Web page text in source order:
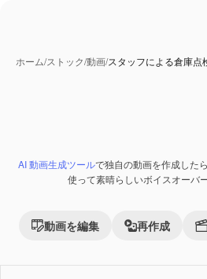
ホーム/ストック/動画/スタッフによる倉庫点
Premium
AI 動画生成ツールで独自の動画を作成した
使って素晴らしいボイスオーバ
動画を編集 再作成